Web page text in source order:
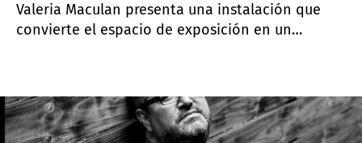
Valeria Maculan presenta una instalación que
convierte el espacio de exposición en un
mito y ritual.